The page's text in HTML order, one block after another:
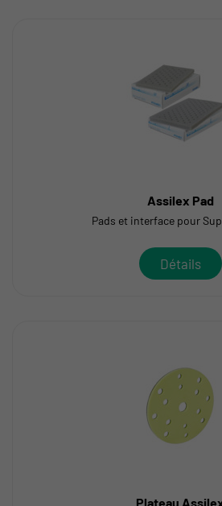
Assilex Pad
Pads et interface pour
Détails
Plateau